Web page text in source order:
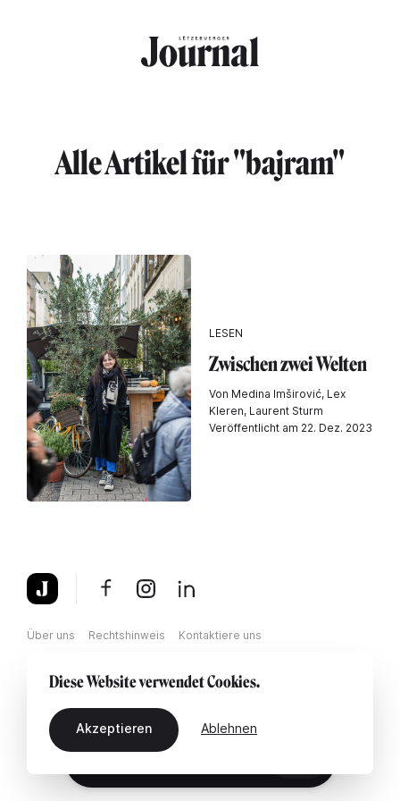
Alle Artikel für "bajram"
LESEN
Zwischen zwei Welten
Von Medina Imširović, Lex
Kleren, Laurent Sturm
Veröffentlicht am 22. Dez. 2023
Über uns Rechtshinweis Kontaktiere uns
Diese Website verwendet Cookies.
Akzeptieren Ablehnen